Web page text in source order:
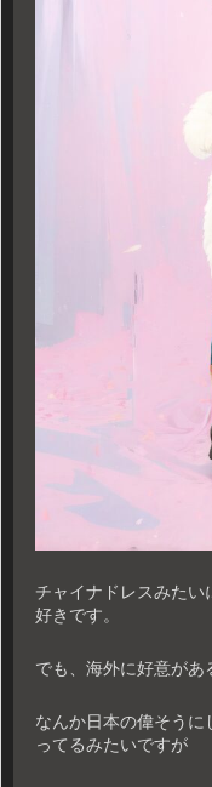
チャイナドレスみたい
好きです。
でも、海外に好意があ
なんか日本の偉そう
ってるみたいですが